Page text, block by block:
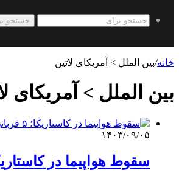
جستجو
خانه/بین الملل > آمریکای لاتین
بین الملل > آمریکای
۱۴۰۳/۰۹/۰۵
سقوط هواپیما در کاستاریکا؛ ۵ قربانی و یک بازمانده با